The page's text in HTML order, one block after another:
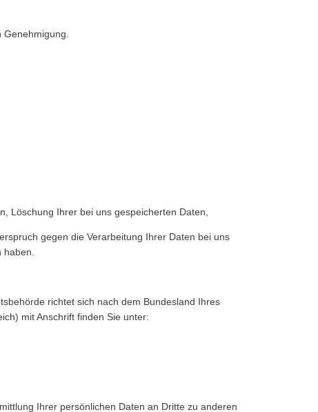
Löschung Ihrer bei uns gespeicherten Daten,
gegen die Verarbeitung Ihrer Daten bei uns
richtet sich nach dem Bundesland Ihres
mit Anschrift finden Sie unter:
Ihrer persönlichen Daten an Dritte zu anderen